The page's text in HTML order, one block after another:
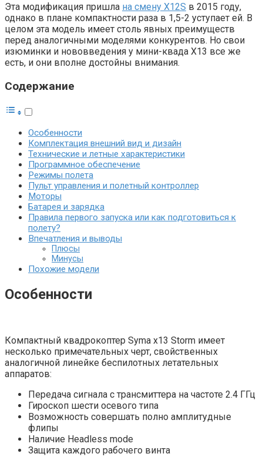
Эта модификация пришла на смену X12S в 2015 году,
однако в плане компактности раза в 1,5-2 уступает ей. В
целом эта модель имеет столь явных преимуществ
перед аналогичными моделями конкурентов. Но свои
изюминки и нововведения у мини-квада X13 все же
есть, и они вполне достойны внимания.
Содержание
Особенности
Комплектация внешний вид и дизайн
Технические и летные характеристики
Программное обеспечение
Режимы полета
Пульт управления и полетный контроллер
Моторы
Батарея и зарядка
Правила первого запуска или как подготовиться к
полету?
Впечатления и выводы
Плюсы
Минусы
Похожие модели
Особенности
Компактный квадрокоптер Syma x13 Storm имеет
несколько примечательных черт, свойственных
аналогичной линейке беспилотных летательных
аппаратов:
Передача сигнала с трансмиттера на частоте 2.4 ГГц
Гироскоп шести осевого типа
Возможность совершать полно амплитудные
флипы
Наличие Headless mode
Защита каждого рабочего винта